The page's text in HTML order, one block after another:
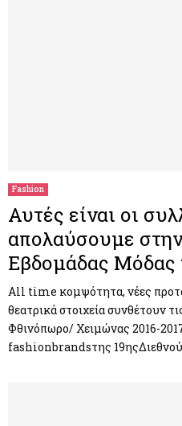
Fashion
Αυτές είναι οι
απολαύσουμε
Εβδομάδας Μόδας
All time κομψότητα, νέες
θεατρικά στοιχεία συνθέτουν
Φθινόπωρο/ Χειμώνας 2016-
fashionbrandsτης